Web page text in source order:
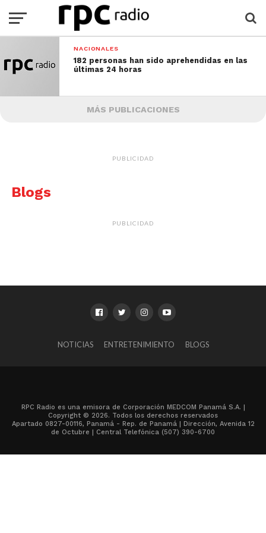
NACIONALES
182 personas han sido aprehendidas en las
últimas 24 horas
MÁS PUBLICACIONES
PUBLICIDAD
Blogs
PUBLICIDAD
NOTICIAS ENTRETENIMIENTO BLOGS
RPC Radio es una emisora de Corporación MEDCOM Panamá S.A. |
Copyright © 2026. Todos los derechos reservados
Apartado 0827-00116, Panamá - Rep. de Panamá | Dirección, Avenida 12
de Octubre | Central Telefónica (507) 390-6700